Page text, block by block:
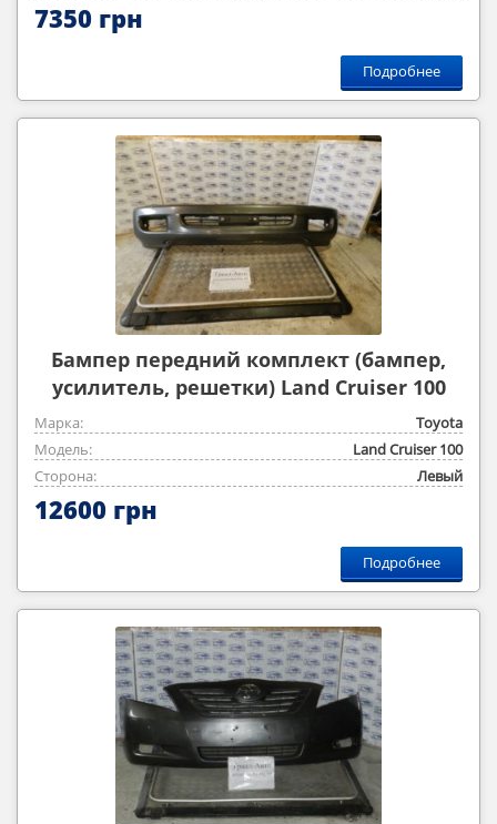
7350 грн
Подробнее
Бампер передний комплект (бампер,
усилитель, решетки) Land Cruiser 100
Марка:
Toyota
Модель:
Land Cruiser 100
Сторона:
Левый
12600 грн
Подробнее